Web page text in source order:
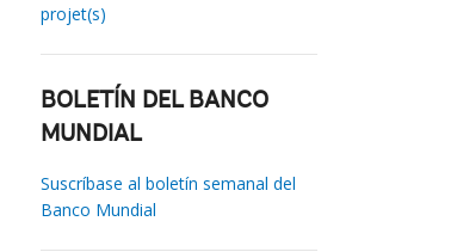
projet(s)
BOLETÍN DEL BANCO
MUNDIAL
Suscríbase al boletín semanal del
Banco Mundial